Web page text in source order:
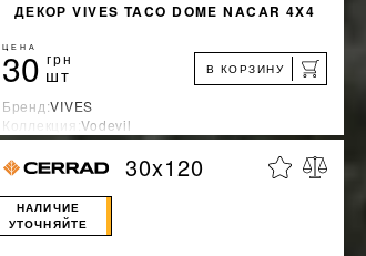
ДЕКОР VIVES TACO DOME NACAR 4X4
ЦЕНА
30 грн
шт В КОРЗИНУ
Бренд:VIVES
Коллекция:Vodevil
Страна-производитель:Испания
УЗНАТЬ СВОЮ СКИДКУ %
30x120
НАЛИЧИЕ
УТОЧНЯЙТЕ